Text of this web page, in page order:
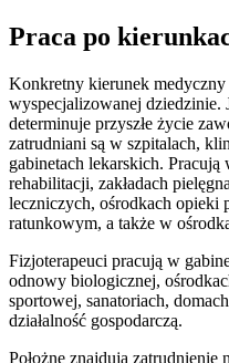
Praca po
Konkretny kierunek
wyspecjalizowanej dziedzinie.
determinuje przyszłe życie
zatrudniani są w szpitalach,
gabinetach lekarskich. Pracują
rehabilitacji, zakładach
leczniczych, ośrodkach
ratunkowym, a także w
Fizjoterapeuci pracują w
odnowy biologicznej,
sportowej, sanatoriach,
działalność gospodarczą.
Położne znajdują zatrudnienie